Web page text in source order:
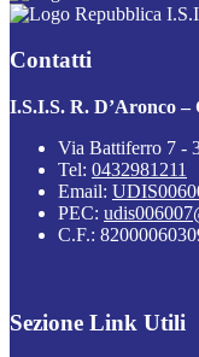
Contatti
I.S.I.S. R. D’Aronco –
Via Battiferro 7 -
Tel: 0432981211
Email:
PEC:
C.F.:
Sezione Link Utili